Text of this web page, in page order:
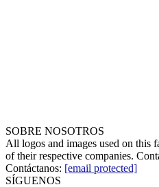
SOBRE NOSOTROS
All logos and images used on this
of their respective companies.
Contáctanos: [email protected]
SÍGUENOS